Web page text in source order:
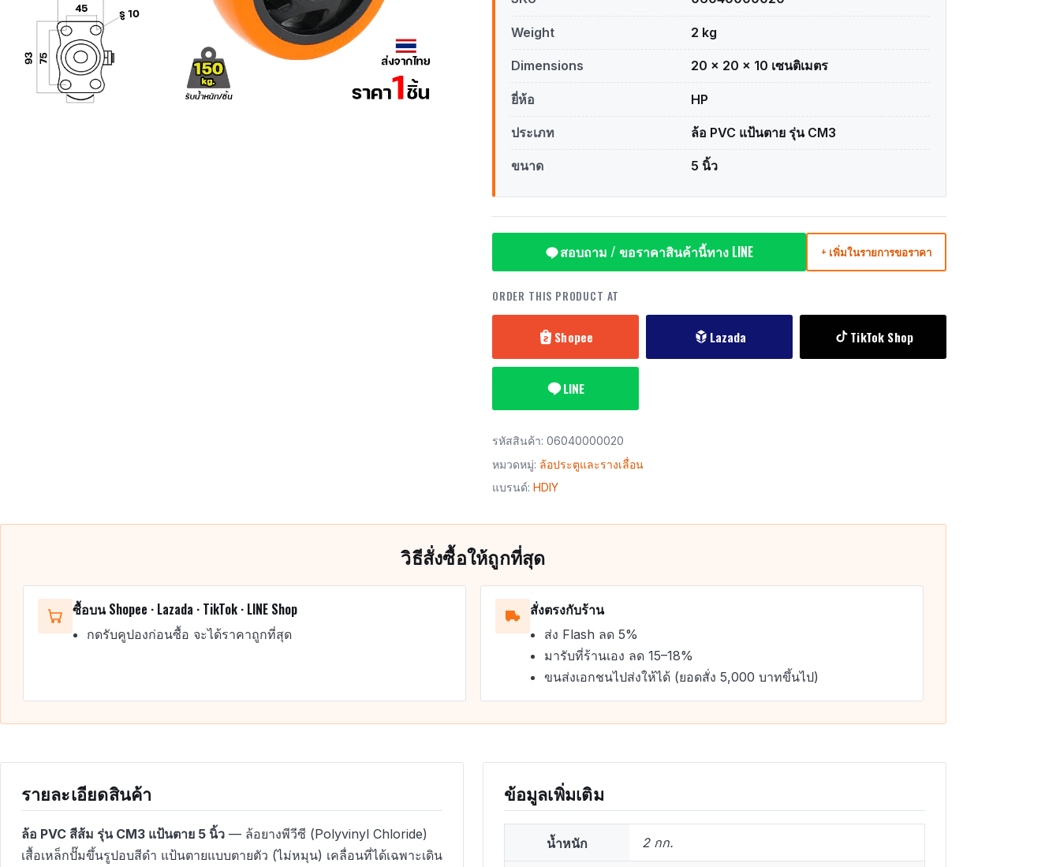
Weight 2 kg
Dimensions 20 × 20 × 10 เซนติเมตร
ยี่ห้อ HP
ประเภท ล้อ PVC แป้นตาย รุ่น CM3
ขนาด 5 นิ้ว
สอบถาม / ขอราคาสินค้านี้ทาง LINE + เพิ่มในรายการขอราคา
ORDER THIS PRODUCT AT
Shopee Lazada TikTok Shop
LINE
รหัสสินค้า: 06040000020
หมวดหมู่: ล้อประตูและรางเลื่อน
แบรนด์: HDIY
วิธีสั่งซื้อให้ถูกที่สุด
ซื้อบน Shopee · Lazada · TikTok · LINE Shop
กดรับคูปองก่อนซื้อ จะได้ราคาถูกที่สุด
สั่งตรงกับร้าน
ส่ง Flash ลด 5%
มารับที่ร้านเอง ลด 15–18%
ขนส่งเอกชนไปส่งให้ได้ (ยอดสั่ง 5,000 บาทขึ้นไป)
รายละเอียดสินค้า
ล้อ PVC สีส้ม รุ่น CM3 แป้นตาย 5 นิ้ว— ล้อยางพีวีซี (Polyvinyl Chloride)
เสื้อเหล็กปั๊มขึ้นรูปอบสีดำ แป้นตายแบบตายตัว (ไม่หมุน) เคลื่อนที่ได้เฉพาะเดิน
ข้อมูลเพิ่มเติม
น้ำหนัก 2 กก.